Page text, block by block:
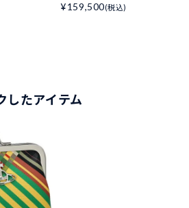
¥159,500(税込)
したアイテム